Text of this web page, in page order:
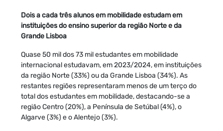
Dois a cada três alunos em mobilidade estudam em
instituições do ensino superior da região Norte e da
Grande Lisboa
Quase 50 mil dos 73 mil estudantes em mobilidade
internacional estudavam, em 2023/2024, em instituições
da região Norte (33%) ou da Grande Lisboa (34%). As
restantes regiões representaram menos de um terço do
total dos estudantes em mobilidade, destacando-se a
região Centro (20%), a Península de Setúbal (4%), o
Algarve (3%) e o Alentejo (3%).